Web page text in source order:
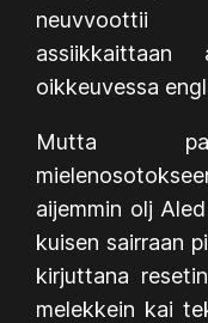
neuvvoottii
assiikkaittaan
oikkeuvessa
Mutta
aijemmin olj
kuisen sairraan
kirjuttana
melekkein kai